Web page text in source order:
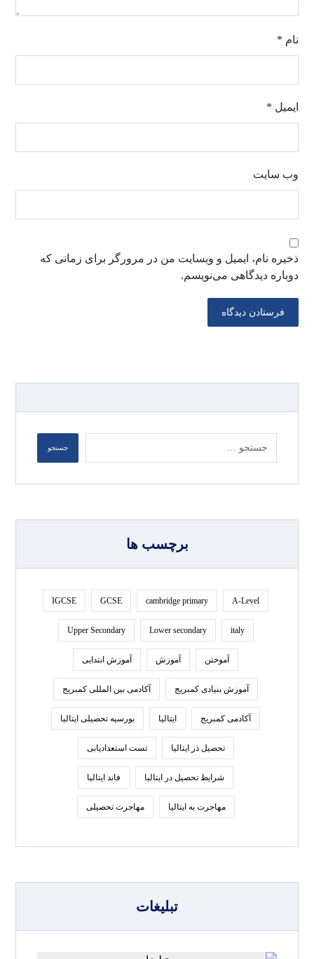
نام *
ایمیل *
وب‌ سایت
ذخیره نام، ایمیل و وبسایت من در مرورگر برای زمانی که
دوباره دیدگاهی می‌نویسم.
برچسب ها
A-Level
cambridge primary
GCSE
IGCSE
italy
Lower secondary
Upper Secondary
آموختن آموزش آموزش ابتدایی
آموزش بنیادی کمبریج آکادمی بین المللی کمبریج
آکادمی کمبریج ایتالیا بورسیه تحصیلی ایتالیا
تحصیل ذز ایتالیا تست استعدادیابی
شرایظ تحصیل در ایتالیا فاند ایتالیا
مهاجرت به ایتالیا مهاجرت تحصیلی
تبلیغات